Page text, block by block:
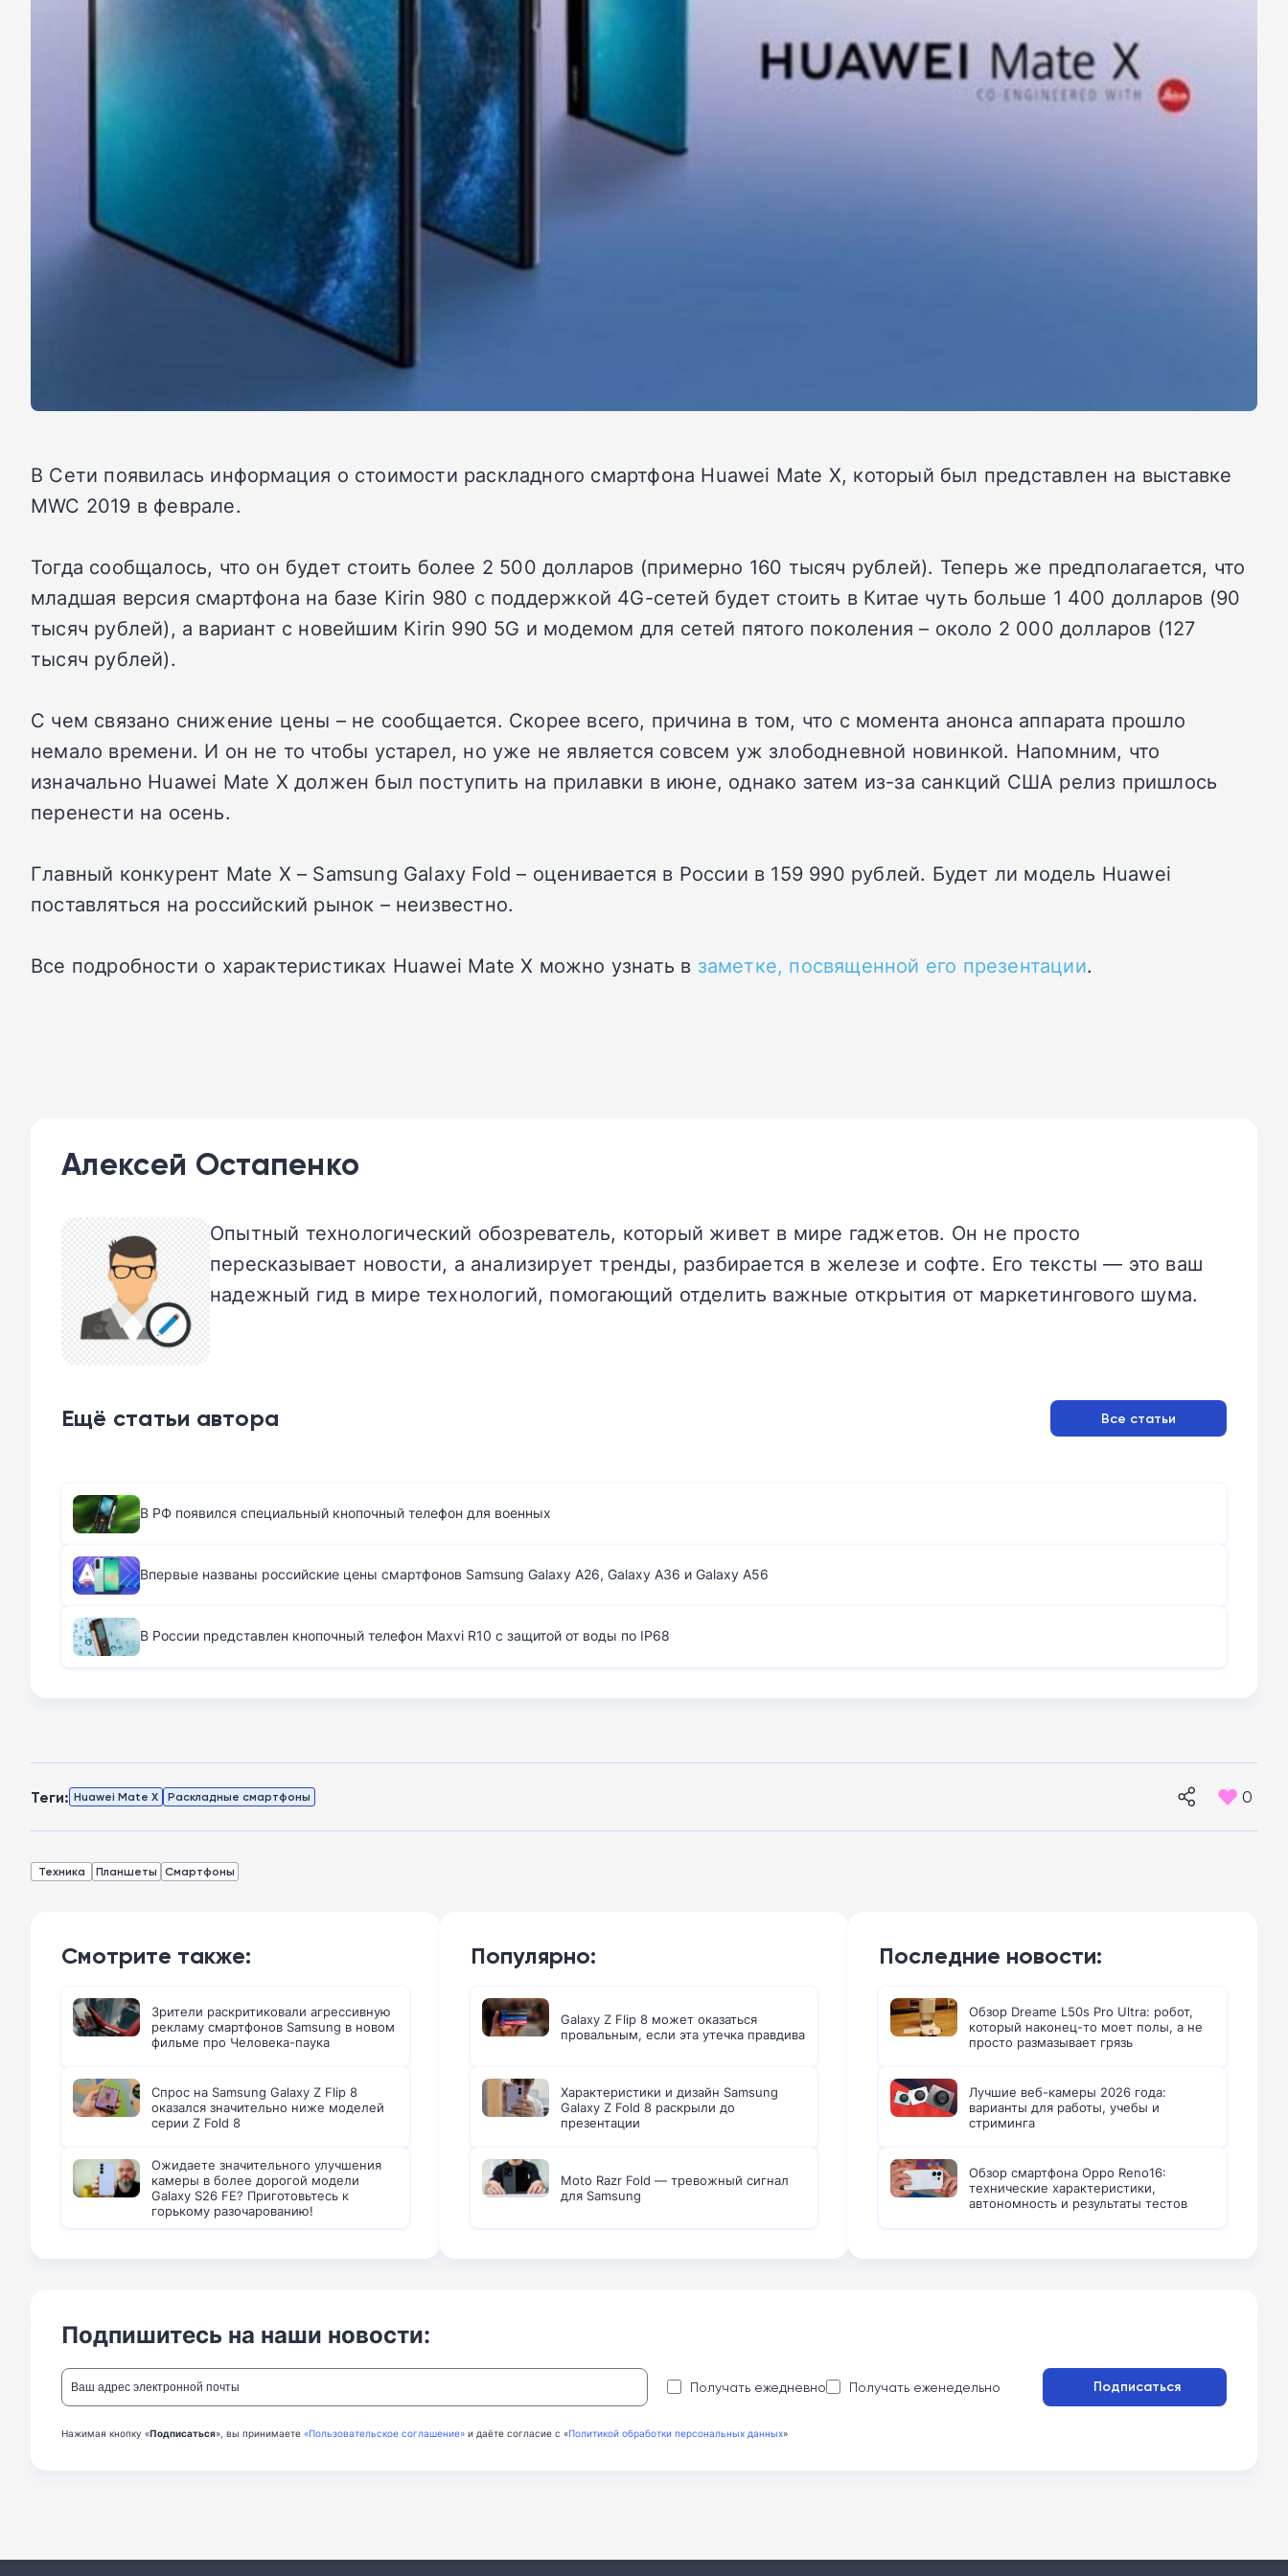
В Сети появилась информация о стоимости раскладного смартфона Huawei Mate X, который был представлен на выставке
MWC 2019 в феврале.
Тогда сообщалось, что он будет стоить более 2 500 долларов (примерно 160 тысяч рублей). Теперь же предполагается, что
младшая версия смартфона на базе Kirin 980 с поддержкой 4G-сетей будет стоить в Китае чуть больше 1 400 долларов (90
тысяч рублей), а вариант с новейшим Kirin 990 5G и модемом для сетей пятого поколения – около 2 000 долларов (127
тысяч рублей).
С чем связано снижение цены – не сообщается. Скорее всего, причина в том, что с момента анонса аппарата прошло
немало времени. И он не то чтобы устарел, но уже не является совсем уж злободневной новинкой. Напомним, что
изначально Huawei Mate X должен был поступить на прилавки в июне, однако затем из-за санкций США релиз пришлось
перенести на осень.
Главный конкурент Mate X – Samsung Galaxy Fold – оценивается в России в 159 990 рублей. Будет ли модель Huawei
поставляться на российский рынок – неизвестно.
Все подробности о характеристиках Huawei Mate X можно узнать в заметке, посвященной его презентации.
Алексей Остапенко
Опытный технологический обозреватель, который живет в мире гаджетов. Он не просто
пересказывает новости, а анализирует тренды, разбирается в железе и софте. Его тексты — это ваш
надежный гид в мире технологий, помогающий отделить важные открытия от маркетингового шума.
Ещё статьи автора Все статьи
В РФ появился специальный кнопочный телефон для военных
Впервые названы российские цены смартфонов Samsung Galaxy A26, Galaxy A36 и Galaxy A56
В России представлен кнопочный телефон Maxvi R10 с защитой от воды по IP68
Теги: Huawei Mate X Раскладные смартфоны 0
Техника Планшеты Смартфоны
Смотрите также:
Зрители раскритиковали агрессивную
рекламу смартфонов Samsung в новом
фильме про Человека-паука
Спрос на Samsung Galaxy Z Flip 8
оказался значительно ниже моделей
серии Z Fold 8
Ожидаете значительного улучшения
камеры в более дорогой модели
Galaxy S26 FE? Приготовьтесь к
горькому разочарованию!
Популярно:
Galaxy Z Flip 8 может оказаться
провальным, если эта утечка правдива
Характеристики и дизайн Samsung
Galaxy Z Fold 8 раскрыли до
презентации
Moto Razr Fold — тревожный сигнал
для Samsung
Последние новости:
Обзор Dreame L50s Pro Ultra: робот,
который наконец-то моет полы, а не
просто размазывает грязь
Лучшие веб-камеры 2026 года:
варианты для работы, учебы и
стриминга
Обзор смартфона Oppo Reno16:
технические характеристики,
автономность и результаты тестов
Подпишитесь на наши новости:
Получать ежедневно Получать еженедельно Подписаться
Нажимая кнопку «Подписаться», вы принимаете «Пользовательское соглашение» и даёте согласие с «Политикой обработки персональных данных»